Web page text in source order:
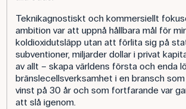
Teknikagnostiskt och kommersiellt
ambition var att uppnå hållbara mål för
koldioxidutsläpp utan att förlita sig på
subventioner, miljarder dollar i privat
av allt – skapa världens första och enda
bränslecellsverksamhet i en bransch
vinst på 30 år och som fortfarande var
att slå igenom.